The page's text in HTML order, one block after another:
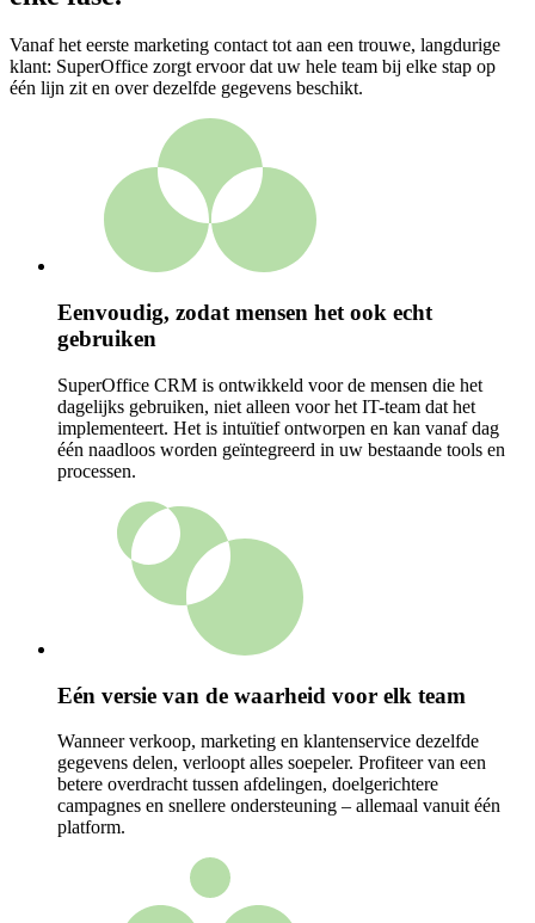
Vanaf het eerste marketing contact tot aan een trouwe, langdurige
klant: SuperOffice zorgt ervoor dat uw hele team bij elke stap op
één lijn zit en over dezelfde gegevens beschikt.
Eenvoudig, zodat mensen het ook echt
gebruiken
SuperOffice CRM is ontwikkeld voor de mensen die het
dagelijks gebruiken, niet alleen voor het IT-team dat het
implementeert. Het is intuïtief ontworpen en kan vanaf dag
één naadloos worden geïntegreerd in uw bestaande tools en
processen.
Eén versie van de waarheid voor elk team
Wanneer verkoop, marketing en klantenservice dezelfde
gegevens delen, verloopt alles soepeler. Profiteer van een
betere overdracht tussen afdelingen, doelgerichtere
campagnes en snellere ondersteuning – allemaal vanuit één
platform.